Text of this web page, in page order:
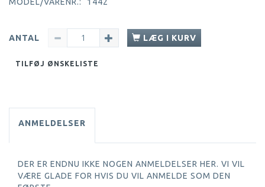
ANTAL LÆG I KURV
TILFØJ ØNSKELISTE
ANMELDELSER
DER ER ENDNU IKKE NOGEN ANMELDELSER HER. VI VIL
VÆRE GLADE FOR HVIS DU VIL ANMELDE SOM DEN